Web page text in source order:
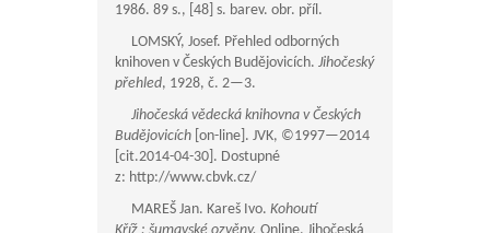
1986. 89 s., [48] s. barev. obr. příl.
LOMSKÝ, Josef. Přehled odborných
knihoven v Českých Budějovicích. Jihočeský
přehled, 1928, č. 2—3.
Jihočeská vědecká knihovna v Českých
Budějovicích [on-line]. JVK, ©1997—2014
[cit.2014-04-30]. Dostupné
z: http://www.cbvk.cz/
MAREŠ Jan. Kareš Ivo. Kohoutí